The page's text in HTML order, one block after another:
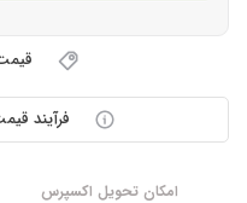
فرآیند
امکان تحویل اکسپرس